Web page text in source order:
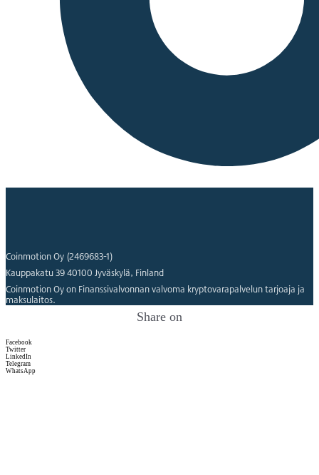
Coinmotion Oy (2469683-1)
Kauppakatu 39 40100 Jyväskylä, Finland
Coinmotion Oy on Finanssivalvonnan valvoma kryptovarapalvelun tarjoaja ja
maksulaitos.
Share on
Facebook
Twitter
LinkedIn
Telegram
WhatsApp